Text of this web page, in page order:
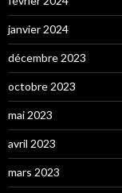
janvier 2024
décembre 2023
octobre 2023
mai 2023
avril 2023
mars 2023